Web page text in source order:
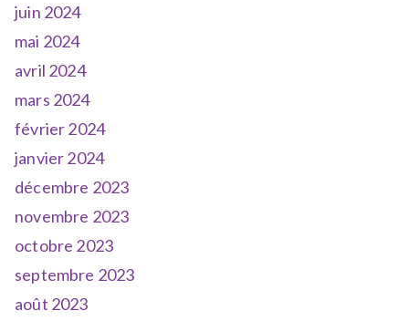
juin 2024
mai 2024
avril 2024
mars 2024
février 2024
janvier 2024
décembre 2023
novembre 2023
octobre 2023
septembre 2023
août 2023